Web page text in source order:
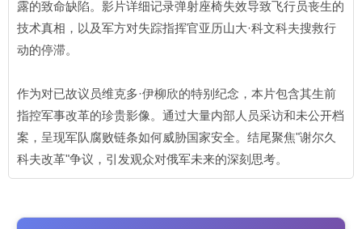
露的致命缺陷。影片详细记录弹射座椅失效导致飞行员丧生的
技术真相，以及军方对失踪指挥官亚历山大·科文科夫搜救行
动的停滞。
作为对已故议员维克多·伊柳欣的特别纪念，本片包含其生前
指控军事改革的珍贵影像。通过大量内部人员采访和未公开档
案，呈现军队腐败链条如何威胁国家安全。结尾聚焦"谢尔久
科夫改革"争议，引发观众对俄军未来的深刻思考。